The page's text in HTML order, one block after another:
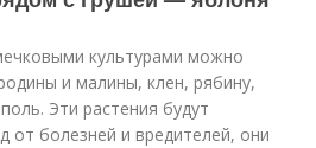
культурами можно
и малины, клен, рябину,
Эти растения будут
от болезней и вредителей, они